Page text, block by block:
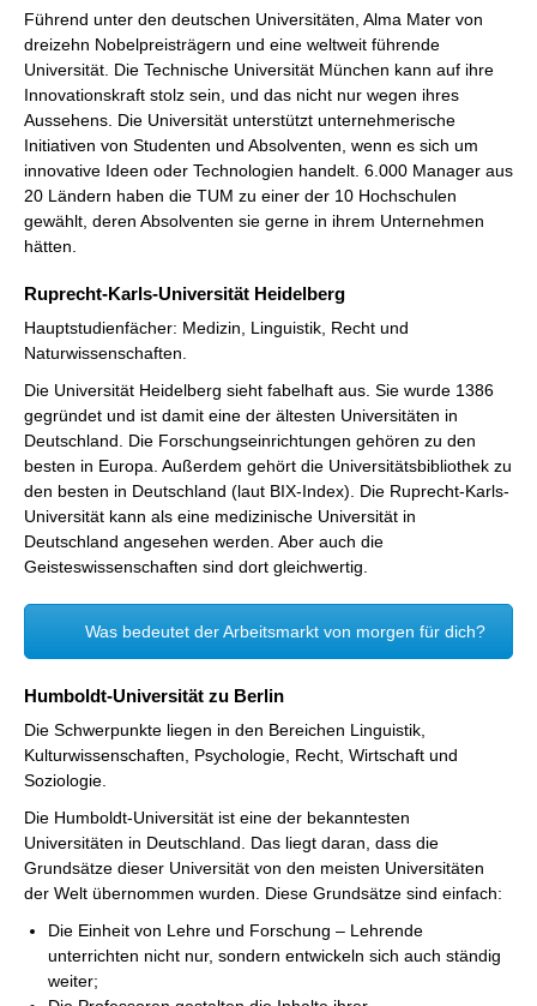
Führend unter den deutschen Universitäten, Alma Mater von
dreizehn Nobelpreisträgern und eine weltweit führende
Universität. Die Technische Universität München kann auf ihre
Innovationskraft stolz sein, und das nicht nur wegen ihres
Aussehens. Die Universität unterstützt unternehmerische
Initiativen von Studenten und Absolventen, wenn es sich um
innovative Ideen oder Technologien handelt. 6.000 Manager aus
20 Ländern haben die TUM zu einer der 10 Hochschulen
gewählt, deren Absolventen sie gerne in ihrem Unternehmen
hätten.
Ruprecht-Karls-Universität Heidelberg
Hauptstudienfächer: Medizin, Linguistik, Recht und
Naturwissenschaften.
Die Universität Heidelberg sieht fabelhaft aus. Sie wurde 1386
gegründet und ist damit eine der ältesten Universitäten in
Deutschland. Die Forschungseinrichtungen gehören zu den
besten in Europa. Außerdem gehört die Universitätsbibliothek zu
den besten in Deutschland (laut BIX-Index). Die Ruprecht-Karls-
Universität kann als eine medizinische Universität in
Deutschland angesehen werden. Aber auch die
Geisteswissenschaften sind dort gleichwertig.
Was bedeutet der Arbeitsmarkt von morgen für dich?
Humboldt-Universität zu Berlin
Die Schwerpunkte liegen in den Bereichen Linguistik,
Kulturwissenschaften, Psychologie, Recht, Wirtschaft und
Soziologie.
Die Humboldt-Universität ist eine der bekanntesten
Universitäten in Deutschland. Das liegt daran, dass die
Grundsätze dieser Universität von den meisten Universitäten
der Welt übernommen wurden. Diese Grundsätze sind einfach:
Die Einheit von Lehre und Forschung – Lehrende
unterrichten nicht nur, sondern entwickeln sich auch ständig
weiter;